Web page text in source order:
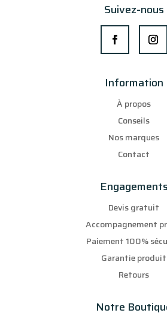
Suivez-nous
Information
À propos
Conseils
Nos marques
Contact
Engagements
Devis gratuit
Accompagnement
Paiement 100%
Garantie produit
Retours
Notre